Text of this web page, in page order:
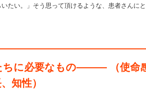
たい。」そう思って頂けるような、患者さんに
に必要なもの——— （使命
知性）